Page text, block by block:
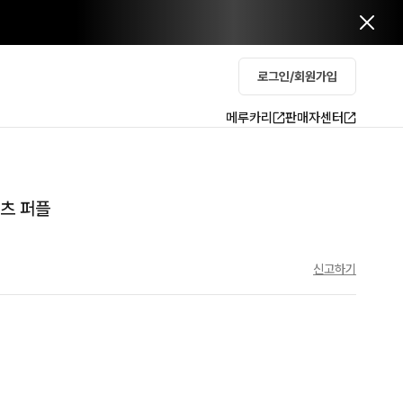
로그인/회원가입
메루카리 판매자센터
퍼플
신고하기